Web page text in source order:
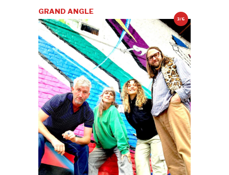
3/6
GRAND ANGLE